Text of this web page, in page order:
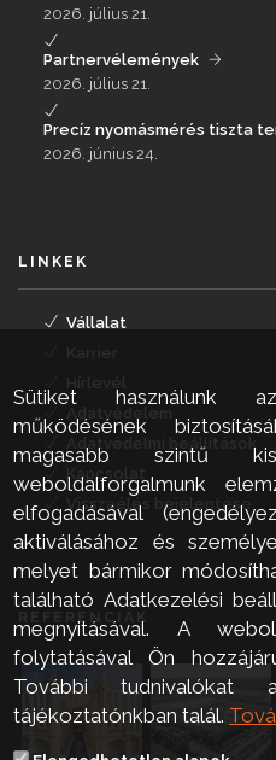
2026. július 21.
Partnervélemények
2026. július 21.
Precíz nyomásmérés tiszta
2026. június 24.
LINKEK
Vállalat
Adatvédelmi beállítások
Kapcsolat
Visszaélés bejelentése
REFERENCIÁK
Sütiket használunk
működésének
magasabb szintű
weboldalforgalmunk
elfogadásával
aktiválásához és
melyet bármikor
található Adatkezelési
megnyitásával. A
folytatásával Ön
További tudnivalókat
tájékoztatónkban talál.